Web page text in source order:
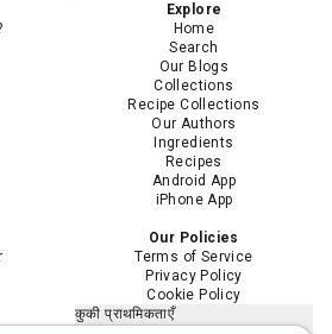
Explore
Home
Search
Our Blogs
Collections
Recipe Collections
Our Authors
Ingredients
Recipes
Android App
iPhone App
Our Policies
Terms of Service
Privacy Policy
Cookie Policy
कुकी प्राथमिकताएँ